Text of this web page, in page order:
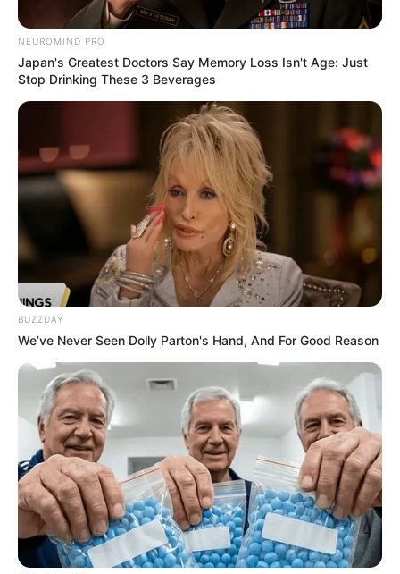
NEUROMIND PRO
Japan's Greatest Doctors Say Memory Loss Isn't Age: Just
Stop Drinking These 3 Beverages
BUZZDAY
We’ve Never Seen Dolly Parton's Hand, And For Good Reason